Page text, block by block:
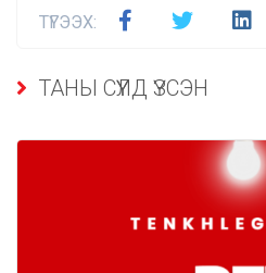
ТҮГЭЭХ:
ТАНЫ СҮҮЛД ҮЗСЭН